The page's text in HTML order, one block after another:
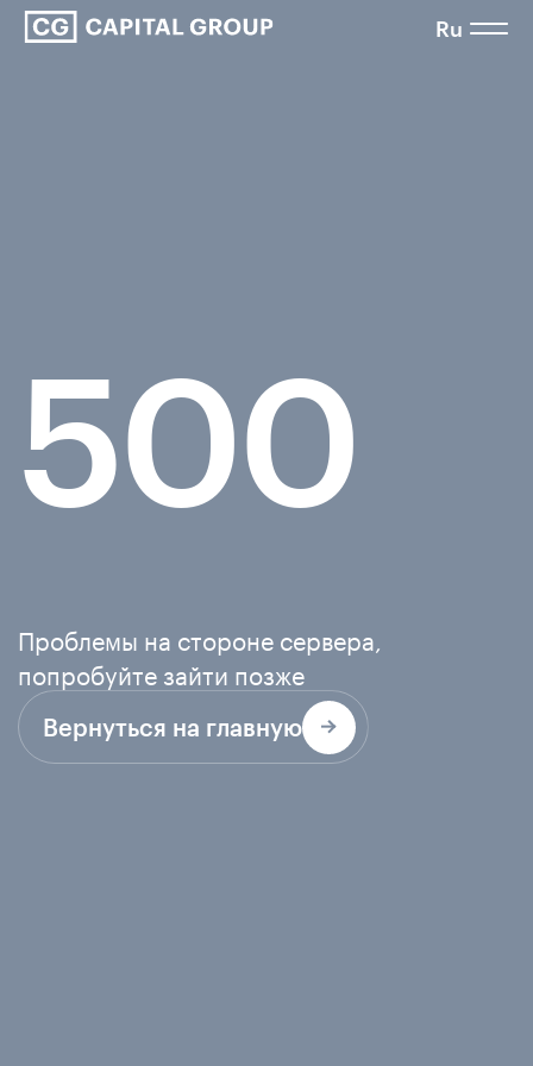
Ru
500
Проблемы на стороне сервера,
попробуйте зайти позже
Вернуться на главную